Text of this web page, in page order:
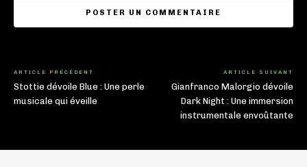
ARTICLE PRÉCÉDENT
Stottie dévoile Blue : Une perle
musicale qui éveille
ARTICLE SUIVANT
Gianfranco Malorgio dévoile
Dark Night : Une immersion
instrumentale envoûtante